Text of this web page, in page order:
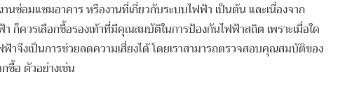
ซ่อมแซมอาคาร หรืองานที่เกี่ยวกับระบบไฟฟ้า เป็นต้น และเนื่องจาก
ควรเลือกซื้อรองเท้าที่มีคุณสมบัติในการป้องกันไฟฟ้าสถิต เพราะเมื่อใด
จึงเป็นการช่วยลดความเสี่ยงได้ โดยเราสามารถตรวจสอบคุณสมบัติของ
ซื้อ ตัวอย่างเช่น